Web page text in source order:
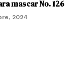
mascar No. 126
2024